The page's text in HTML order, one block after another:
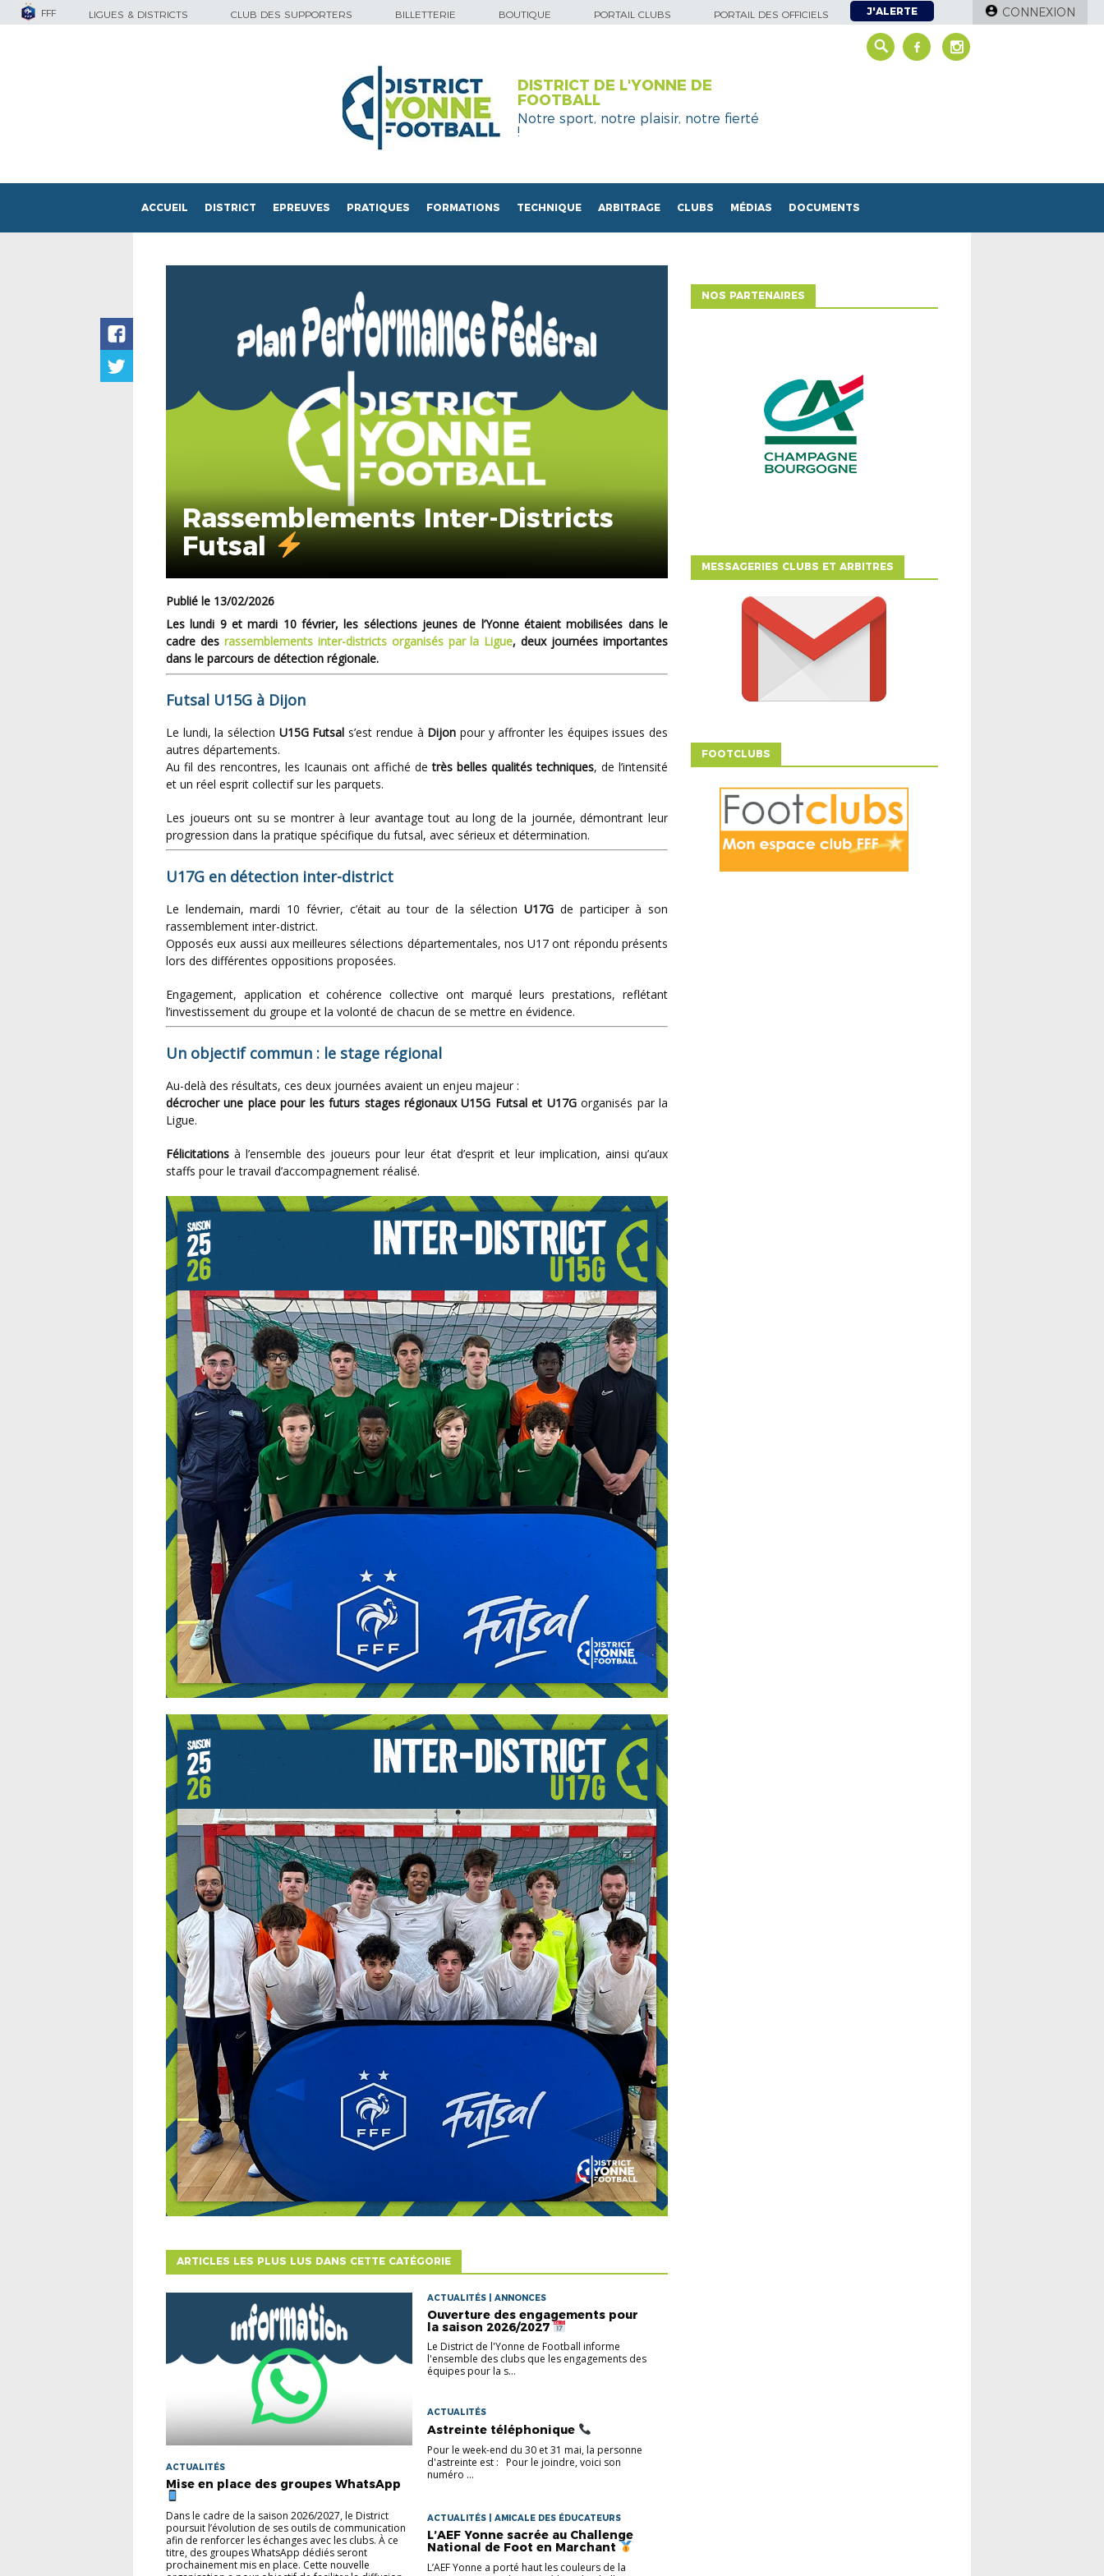
FFF LIGUES & DISTRICTS CLUB DES SUPPORTERS BILLETTERIE BOUTIQUE PORTAIL CLUBS PORTAIL DES OFFICIELS J'ALERTE CONNEXION
DISTRICT DE L'YONNE DE
FOOTBALL
Notre sport, notre plaisir, notre fierté
!
ACCUEIL DISTRICT EPREUVES PRATIQUES FORMATIONS TECHNIQUE ARBITRAGE CLUBS MÉDIAS DOCUMENTS
Rassemblements Inter-Districts
Futsal
Publié le 13/02/2026
Les lundi 9 et mardi 10 février, les sélections jeunes de l’Yonne étaient mobilisées dans le
cadre des rassemblements inter-districts organisés par la Ligue, deux journées importantes
dans le parcours de détection régionale.
Futsal U15G à Dijon
Le lundi, la sélection U15G Futsal s’est rendue à Dijon pour y affronter les équipes issues des
autres départements.
Au fil des rencontres, les Icaunais ont affiché detrès belles qualités techniques, de l’intensité
et un réel esprit collectif sur les parquets.
Les joueurs ont su se montrer à leur avantage tout au long de la journée, démontrant leur
progression dans la pratique spécifique du futsal, avec sérieux et détermination.
U17G en détection inter-district
Le lendemain, mardi 10 février, c’était au tour de la sélectionU17G de participer à son
rassemblement inter-district.
Opposés eux aussi aux meilleures sélections départementales, nos U17 ont répondu présents
lors des différentes oppositions proposées.
Engagement, application et cohérence collective ont marqué leurs prestations, reflétant
l’investissement du groupe et la volonté de chacun de se mettre en évidence.
Un objectif commun : le stage régional
Au-delà des résultats, ces deux journées avaient un enjeu majeur :
décrocher une place pour les futurs stages régionaux U15G Futsal et U17Gorganisés par la
Ligue.
Félicitations à l’ensemble des joueurs pour leur état d’esprit et leur implication, ainsi qu’aux
staffs pour le travail d’accompagnement réalisé.
ARTICLES LES PLUS LUS DANS CETTE CATÉGORIE
ACTUALITÉS
Mise en place des groupes WhatsApp
Dans le cadre de la saison 2026/2027, le District
poursuit l’évolution de ses outils de communication
afin de renforcer les échanges avec les clubs. À ce
titre, des groupes WhatsApp dédiés seront
prochainement mis en place. Cette nouvelle
ACTUALITÉS | ANNONCES
Ouverture des engagements pour
la saison 2026/2027
Le District de l'Yonne de Football informe
l'ensemble des clubs que les engagements des
équipes pour la s...
ACTUALITÉS
Astreinte téléphonique
Pour le week-end du 30 et 31 mai, la personne
d'astreinte est : Pour le joindre, voici son
numéro ...
ACTUALITÉS | AMICALE DES ÉDUCATEURS
L’AEF Yonne sacrée au Challenge
National de Foot en Marchant
L’AEF Yonne a porté haut les couleurs de la
NOS PARTENAIRES
MESSAGERIES CLUBS ET ARBITRES
FOOTCLUBS